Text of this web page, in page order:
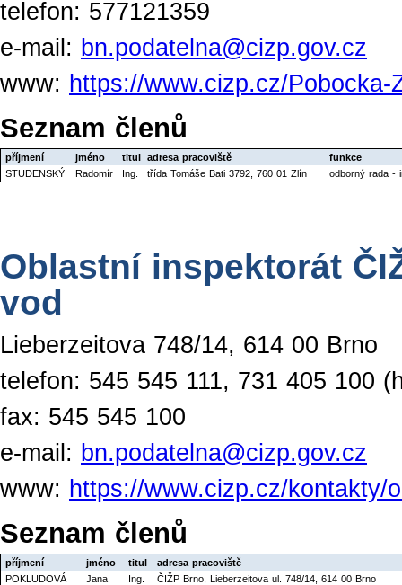
telefon: 577121359
e-mail: bn.podatelna@cizp.gov.cz
www: https://www.cizp.cz/Pobocka-
Seznam členů
příjmení jméno titul adresa pracoviště
funkce
STUDENSKÝ
Radomír Ing. třída Tomáše Bati 3792, 760 01 Zlín odborný rada -
Oblastní inspektorát
vod
Lieberzeitova 748/14, 614 00 Brno
telefon: 545 545 111, 731 405 100
fax: 545 545 100
e-mail: bn.podatelna@cizp.gov.cz
www: https://www.cizp.cz/kontakty/
Seznam členů
příjmení jméno titul
adresa pracoviště
POKLUDOVÁ
Jana Ing. ČIŽP Brno, Lieberzeitova ul. 748/14, 614 00 Brno